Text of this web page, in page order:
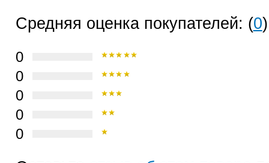
Средняя оценка покупателей: (0)
0
0
0
0
0